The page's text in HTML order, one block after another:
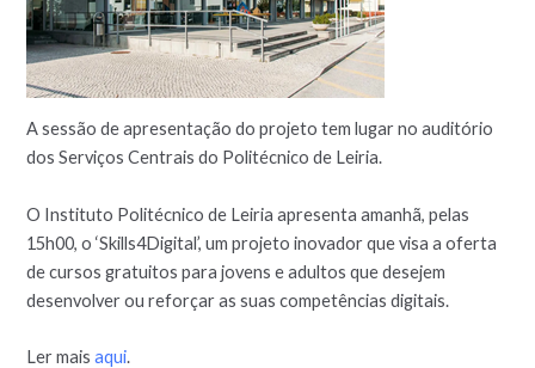
A sessão de apresentação do projeto tem lugar no auditório
dos Serviços Centrais do Politécnico de Leiria.
O Instituto Politécnico de Leiria apresenta amanhã, pelas
15h00, o ‘Skills4Digital’, um projeto inovador que visa a oferta
de cursos gratuitos para jovens e adultos que desejem
desenvolver ou reforçar as suas competências digitais.
Ler maisaqui.